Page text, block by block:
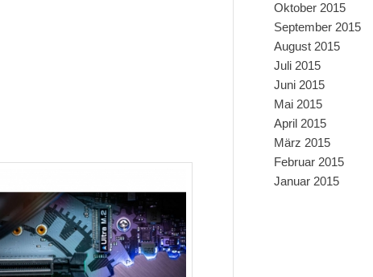
Oktober 2015
September 2015
August 2015
Juli 2015
Juni 2015
Mai 2015
April 2015
März 2015
Februar 2015
Januar 2015